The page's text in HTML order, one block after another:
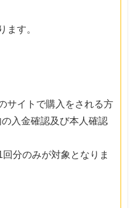
ます。
サイトで購入をされる方
入金確認及び本人確認
分のみが対象となりま